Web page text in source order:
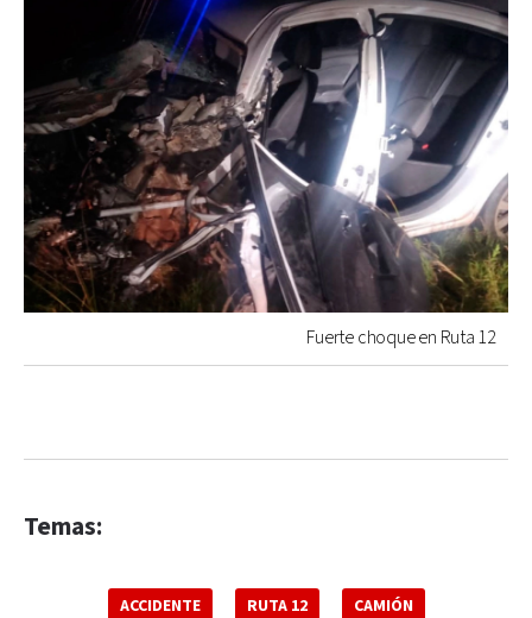
Fuerte choque en Ruta 12
Temas:
ACCIDENTE RUTA 12 CAMIÓN